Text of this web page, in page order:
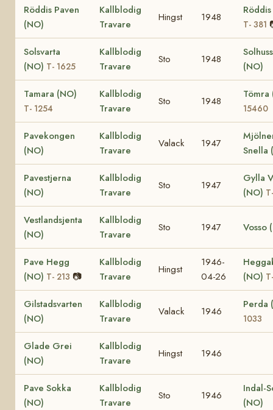
Röddis Paven
(NO)
Kallblodig
Travare
Hingst 1948
T- 381
Solsvarta
(NO) T- 1625
Kallblodig
Travare
Sto 1948
(NO)
Tamara (NO)
T- 1254
Kallblodig
Travare
Sto 1948
15460
Pavekongen
(NO)
Kallblodig
Travare
Valack 1947
Snella
Pavestjerna
(NO)
Kallblodig
Travare
Sto 1947
Gylla
(NO)
Vestlandsjenta
(NO)
Kallblodig
Travare
Sto 1947 Vosso
Pave Hegg
(NO) T- 213 📷
Kallblodig
Travare
Hingst
1946-
04-26
(NO)
Gilstadsvarten
(NO)
Kallblodig
Travare
Valack 1946
Perda
1033
Glade Grei
(NO)
Kallblodig
Travare
Hingst 1946
Pave Sokka
(NO)
Kallblodig
Travare
Sto 1946
Indal-
(NO)